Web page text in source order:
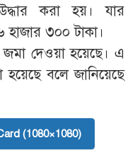
করা হয়। যার
৩০০ টাকা।
জমা দেওয়া হয়েছে। এ
বলে জানিয়েছে
(1080×1080)